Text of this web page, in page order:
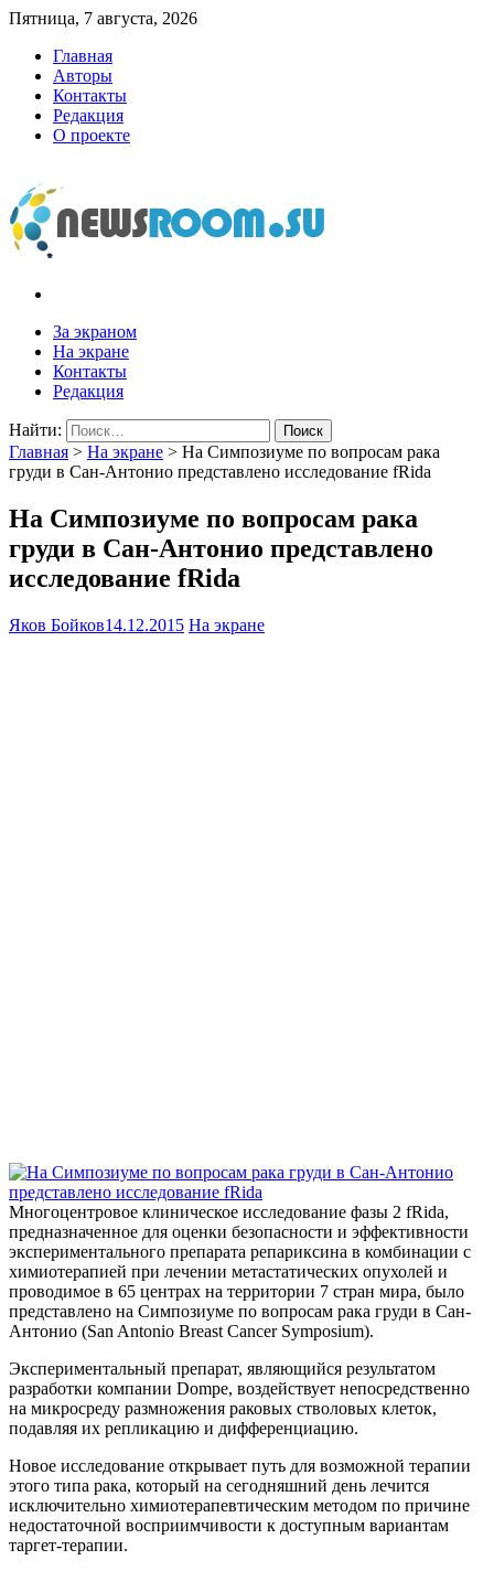
Пятница, 7 августа, 2026
Главная
Авторы
Контакты
Редакция
О проекте
newsroom.su
Новости о новостях
За экраном
На экране
Контакты
Редакция
Найти:
Главная > На экране > На Симпозиуме по вопросам рака
груди в Сан-Антонио представлено исследование fRida
На Симпозиуме по вопросам рака
груди в Сан-Антонио представлено
исследование fRida
Яков Бойков14.12.2015 На экране
Многоцентровое клиническое исследование фазы 2 fRida,
предназначенное для оценки безопасности и эффективности
экспериментального препарата репариксина в комбинации с
химиотерапией при лечении метастатических опухолей и
проводимое в 65 центрах на территории 7 стран мира, было
представлено на Симпозиуме по вопросам рака груди в Сан-
Антонио (San Antonio Breast Cancer Symposium).
Экспериментальный препарат, являющийся результатом
разработки компании Dompe, воздействует непосредственно
на микросреду размножения раковых стволовых клеток,
подавляя их репликацию и дифференциацию.
Новое исследование открывает путь для возможной терапии
этого типа рака, который на сегодняшний день лечится
исключительно химиотерапевтическим методом по причине
недостаточной восприимчивости к доступным вариантам
таргет-терапии.